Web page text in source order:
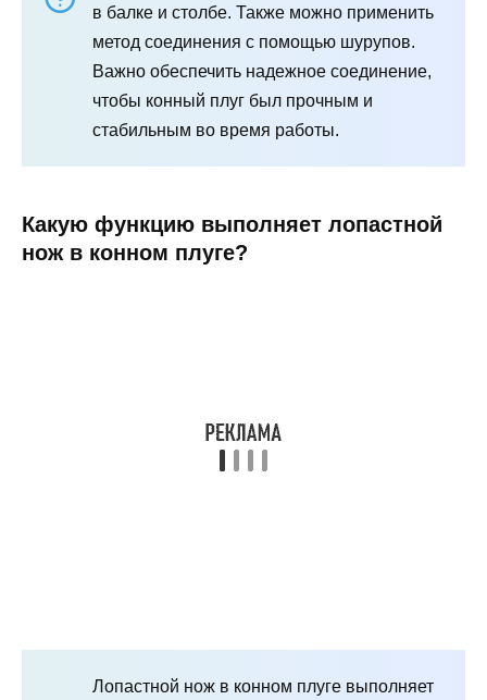
в балке и столбе. Также можно применить
метод соединения с помощью шурупов.
Важно обеспечить надежное соединение,
чтобы конный плуг был прочным и
стабильным во время работы.
Какую функцию выполняет лопастной
нож в конном плуге?
Лопастной нож в конном плуге выполняет